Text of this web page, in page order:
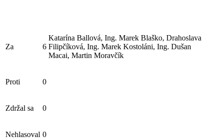
Za 6
Katarína Ballová, Ing. Marek Blaško, Drahoslava
Filipčíková, Ing. Marek Kostoláni, Ing. Dušan
Macai, Martin Moravčík
Proti 0
Zdržal sa 0
Nehlasoval 0